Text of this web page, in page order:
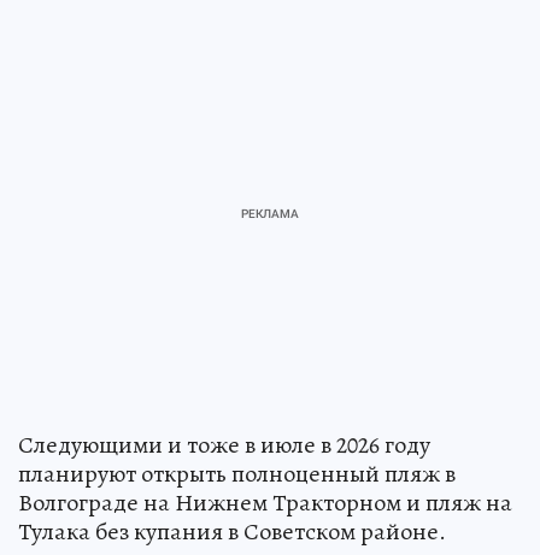
Следующими и тоже в июле в 2026 году
планируют открыть полноценный пляж в
Волгограде на Нижнем Тракторном и пляж на
Тулака без купания в Советском районе.